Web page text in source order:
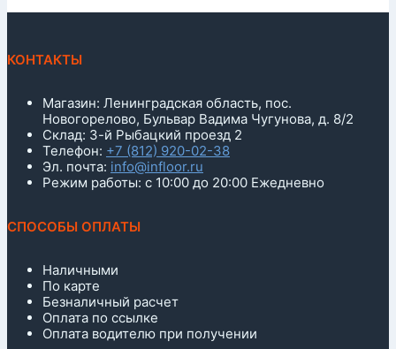
КОНТАКТЫ
Магазин: Ленинградская область, пос.
Новогорелово, Бульвар Вадима Чугунова, д. 8/2
Склад: 3-й Рыбацкий проезд 2
Телефон: +7 (812) 920-02-38
Эл. почта: info@infloor.ru
Режим работы: с 10:00 до 20:00 Ежедневно
СПОСОБЫ ОПЛАТЫ
Наличными
По карте
Безналичный расчет
Оплата по ссылке
Оплата водителю при получении